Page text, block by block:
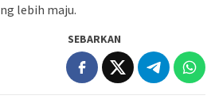
lebih maju.
SEBARKAN